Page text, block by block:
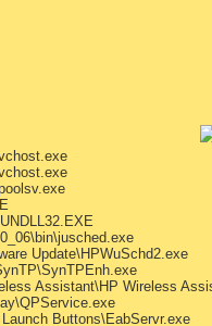
Update\HPWuSchd2.exe
Assistant\HP Wireless
Buttons\EabServr.exe